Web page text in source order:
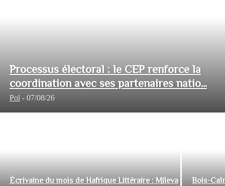
Processus électoral : le CEP renforce la
coordination avec ses partenaires natio...
Pol - 07/08/26
Écrivaine du mois de Hafrique Littéraire : Mileva
Bois-